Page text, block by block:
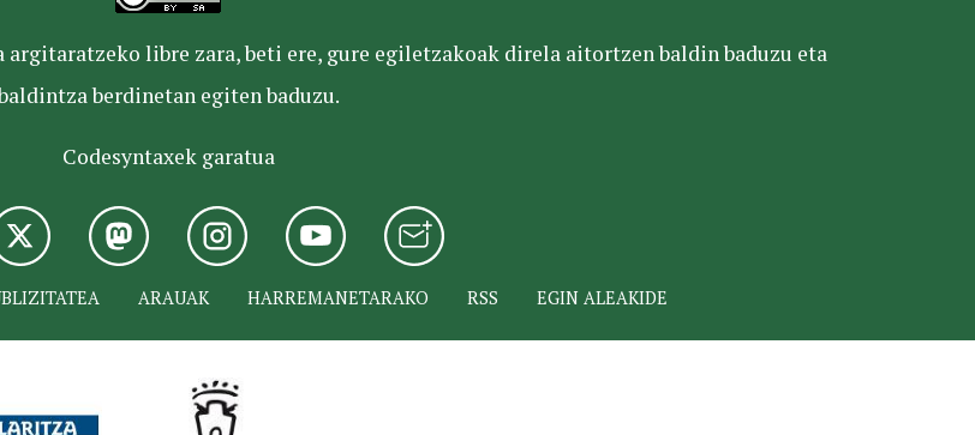
libre zara, beti ere, gure egiletzakoak direla aitortzen baldin baduzu eta
berdinetan egiten baduzu.
Codesyntaxek garatua
ARAUAK HARREMANETARAKO RSS EGIN ALEAKIDE